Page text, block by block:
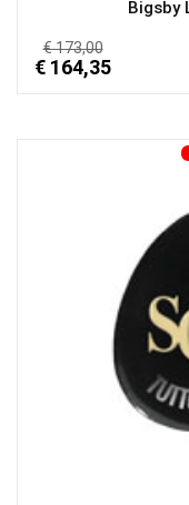
Bigsby
€ 173,00
€ 164,35